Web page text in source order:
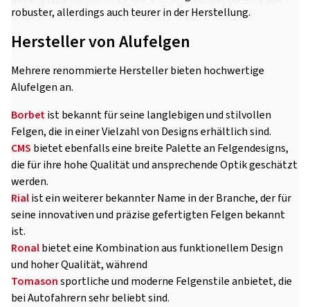
robuster, allerdings auch teurer in der Herstellung.
Hersteller von Alufelgen
Mehrere renommierte Hersteller bieten hochwertige
Alufelgen an.
Borbetist bekannt für seine langlebigen und stilvollen
Felgen, die in einer Vielzahl von Designs erhältlich sind.
CMS bietet ebenfalls eine breite Palette an Felgendesigns,
die für ihre hohe Qualität und ansprechende Optik geschätzt
werden.
Rialist ein weiterer bekannter Name in der Branche, der für
seine innovativen und präzise gefertigten Felgen bekannt
ist.
Ronalbietet eine Kombination aus funktionellem Design
und hoher Qualität, während
Tomasonsportliche und moderne Felgenstile anbietet, die
bei Autofahrern sehr beliebt sind.